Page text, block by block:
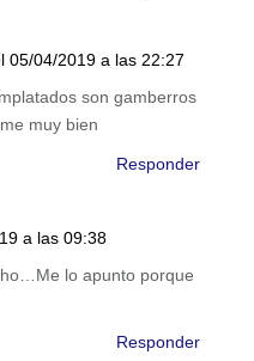
05/04/2019 a las 22:27
son gamberros
muy bien
Responder
a las 09:38
lo apunto porque
Responder